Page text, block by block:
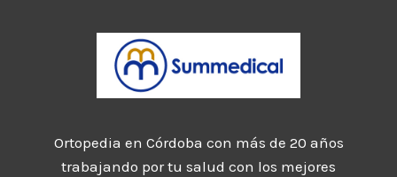
Ortopedia en Córdoba con más de 20 años
trabajando por tu salud con los mejores